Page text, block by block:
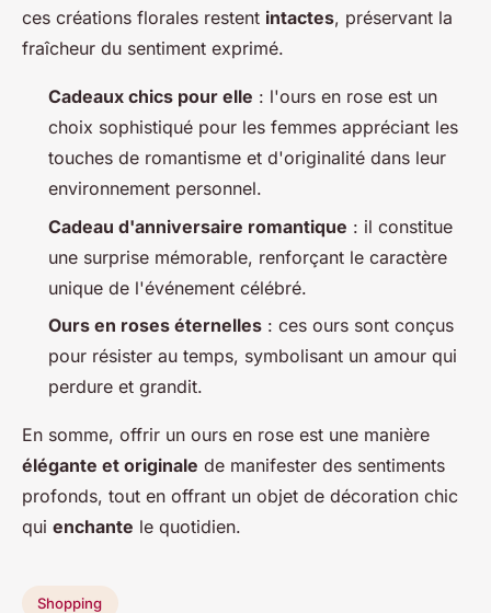
ces créations florales restent intactes, préservant la
fraîcheur du sentiment exprimé.
Cadeaux chics pour elle : l'ours en rose est un
choix sophistiqué pour les femmes appréciant les
touches de romantisme et d'originalité dans leur
environnement personnel.
Cadeau d'anniversaire romantique : il constitue
une surprise mémorable, renforçant le caractère
unique de l'événement célébré.
Ours en roses éternelles : ces ours sont conçus
pour résister au temps, symbolisant un amour qui
perdure et grandit.
En somme, offrir un ours en rose est une manière
élégante et originale de manifester des sentiments
profonds, tout en offrant un objet de décoration chic
qui enchante le quotidien.
Shopping